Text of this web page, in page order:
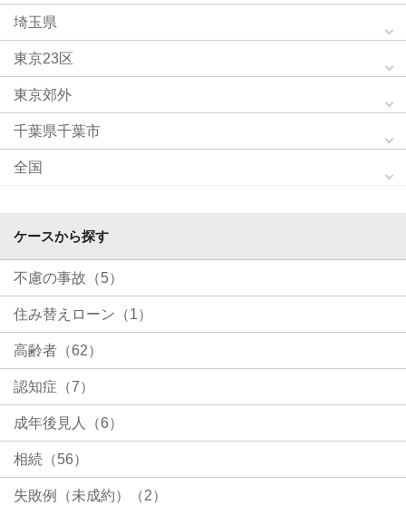
埼玉県
東京23区
東京郊外
千葉県千葉市
全国
ケースから探す
不慮の事故（5）
住み替えローン（1）
高齢者（62）
認知症（7）
成年後見人（6）
相続（56）
失敗例（未成約）（2）